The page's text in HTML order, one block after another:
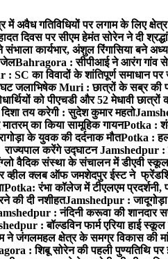
में अवैध गतिविधियों पर लगाम के लिए
दिवस पर सीएम हेमंत सोरेन ने दी
कार्यभार, अंशुल रिंगासिया बने
जेलBahragora : सीपीआई ने आरंग गांव
SC का विवादों के शांतिपूर्ण समाधान
जलाभिषेकMuri : छात्रों के सब्र की
को पीएचडी और 52 मेधावी छात्रों
तय करेगी : सुदेश कुमार महतो
का किया सामूहिक गायनPotka :
के युवक की दर्दनाक मौतPotka :
करेंगे उद्घाटनJamshedpur :
वैदिक संस्था के संचालन में डीएवी
व्हील क्लब ऑफ जमशेदपुर ईस्ट ने
Potka: रंभा कॉलेज में टीएलएम प्रदर्शनी,
की दी नशीहतJamshedpur :
: नंदिनी करूवा की शानदार
: बॉल्डविन फार्म एरिया हाई स्कूल
जंगलमहल क्षेत्र के समग्र विकास की
: शिबू सोरेन की पहली पुण्यतिथि पर